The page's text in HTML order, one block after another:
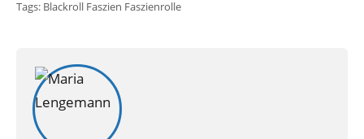
Tags: Blackroll Faszien Faszienrolle